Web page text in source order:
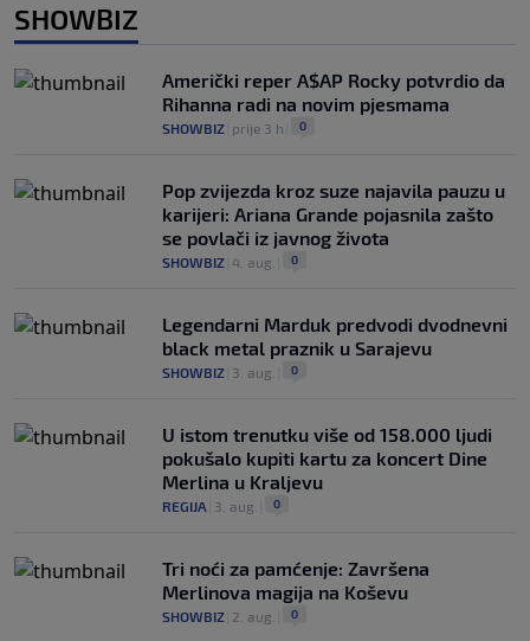
SHOWBIZ
Američki reper A$AP Rocky potvrdio da
Rihanna radi na novim pjesmama
SHOWBIZ prije 3 h 0
Pop zvijezda kroz suze najavila pauzu u
karijeri: Ariana Grande pojasnila zašto
se povlači iz javnog života
SHOWBIZ 4. aug. 0
Legendarni Marduk predvodi dvodnevni
black metal praznik u Sarajevu
SHOWBIZ 3. aug. 0
U istom trenutku više od 158.000 ljudi
pokušalo kupiti kartu za koncert Dine
Merlina u Kraljevu
REGIJA 3. aug. 0
Tri noći za pamćenje: Završena
Merlinova magija na Koševu
SHOWBIZ 2. aug. 0